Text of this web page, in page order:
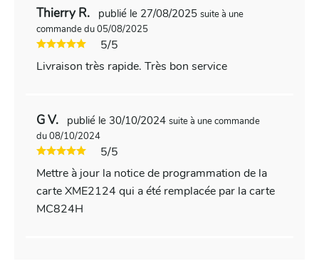
Thierry R. publié le 27/08/2025 suite à une
commande du 05/08/2025
5/5
Livraison très rapide. Très bon service
G V. publié le 30/10/2024 suite à une commande
du 08/10/2024
5/5
Mettre à jour la notice de programmation de la
carte XME2124 qui a été remplacée par la carte
MC824H